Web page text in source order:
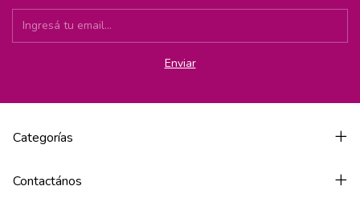
Categorías
Contactános